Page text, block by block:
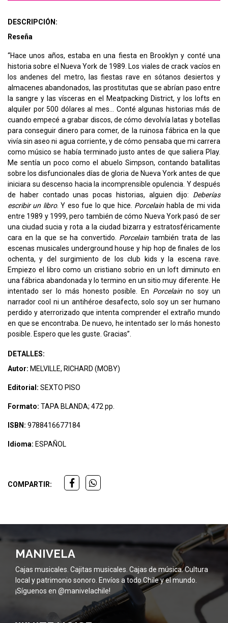
DESCRIPCIÓN:
Reseña
“Hace unos años, estaba en una fiesta en Brooklyn y conté una
historia sobre el Nueva York de 1989. Los viales de crack vacíos en
los andenes del metro, las fiestas rave en sótanos desiertos y
almacenes abandonados, las prostitutas que se abrían paso entre
la sangre y las vísceras en el Meatpacking District, y los lofts en
alquiler por 500 dólares al mes… Conté algunas historias más de
cuando empecé a grabar discos, de cómo devolvía latas y botellas
para conseguir dinero para comer, de la ruinosa fábrica en la que
vivía sin aseo ni agua corriente, y de cómo pensaba que mi carrera
como músico se había terminado justo antes de que saliera Play.
Me sentía un poco como el abuelo Simpson, contando batallitas
sobre los disfuncionales días de gloria de Nueva York antes de que
iniciara su descenso hacia la incomprensible opulencia. Y después
de haber contado unas pocas historias, alguien dijo: Deberías
escribir un libro. Y eso fue lo que hice. Porcelain habla de mi vida
entre 1989 y 1999, pero también de cómo Nueva York pasó de ser
una ciudad sucia y rota a la ciudad bizarra y estratosféricamente
cara en la que se ha convertido. Porcelain también trata de las
escenas musicales underground house y hip hop de finales de los
ochenta, y del surgimiento de los club kids y la escena rave.
Empiezo el libro como un cristiano sobrio en un loft diminuto en
una fábrica abandonada y lo termino en un sitio muy diferente. He
intentado ser lo más honesto posible. En Porcelain no soy un
narrador cool ni un antihéroe desafecto, solo soy un ser humano
perdido y aterrorizado que intenta comprender el extraño mundo
en que se encontraba. De nuevo, he intentado ser lo más honesto
posible. Espero que les guste. Gracias”.
DETALLES:
Autor: MELVILLE, RICHARD (MOBY)
Editorial: SEXTO PISO
Formato: TAPA BLANDA; 472 pp.
ISBN: 9788416677184
Idioma: ESPAÑOL
COMPARTIR:
MANIVELA
Cajas musicales. Cajitas musicales. Cajas de música. Cultura
local y patrimonio sonoro. Envíos a todo Chile y el mundo.
¡Síguenos en @manivelachile!